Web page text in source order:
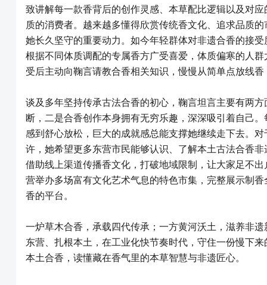
致讲解每一款香背后的创作灵感、本草配比逻辑以及对
质的消费者。越来越多懂得欣赏传统香文化、追求品质
她长久坚守的重要动力。如今年轻群体对非遗合香的接
根据不同体质调配的专属香方广受喜爱，体质偏寒的人
受后主动向鞠言请教合香相关知识，慢慢从简单点放线
谈及多年坚持传承古法合香的初心，鞠言坦言主要有两
断，二是合香创作本身拥有无穷乐趣，深深吸引着自己
感到舒心放松，巨大的成就感总能支撑她继续走下去。
许，她希望更多东营市民能够认识、了解本土古法合香
借助线上渠道传播香文化，打破地域限制，让大家足不
营举办多场富有文化艺术气息的特色市集，完整展示制
香的平台。
一炉草木合香，承载四代传承；一方黄河沃土，滋养非
东营、扎根本土，在工业化快节奏时代，守住一份慢下
本土合香，读懂藏在香气里的本草智慧与非遗匠心。